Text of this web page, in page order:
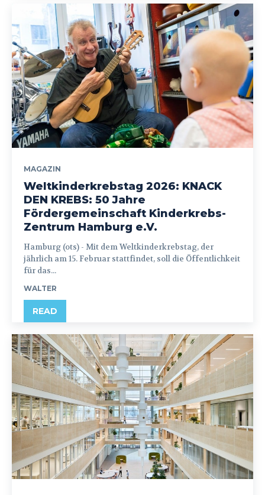
MAGAZIN
Weltkinderkrebstag 2026: KNACK
DEN KREBS: 50 Jahre
Fördergemeinschaft Kinderkrebs-
Zentrum Hamburg e.V.
Hamburg (ots) - Mit dem Weltkinderkrebstag, der
jährlich am 15. Februar stattfindet, soll die Öffentlichkeit
für das...
WALTER
READ